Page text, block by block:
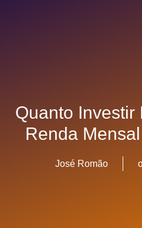
Quanto Investir
Renda
José Romão